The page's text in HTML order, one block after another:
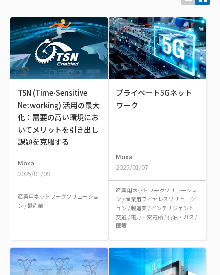
TSN (Time-Sensitive
Networking) 活用の最大
化：需要の高い環境にお
いてメリットを引き出し
課題を克服する
Moxa
2025/01/09
産業用ネットワークソリューショ
ン /製造業
プライベート5Gネット
ワーク
Moxa
2025/01/07
産業用ネットワークソリューショ
ン /産業用ワイヤレスソリューシ
ョン /製造業/インテリジェント
交通 /電力・変電所/石油・ガス /
医療